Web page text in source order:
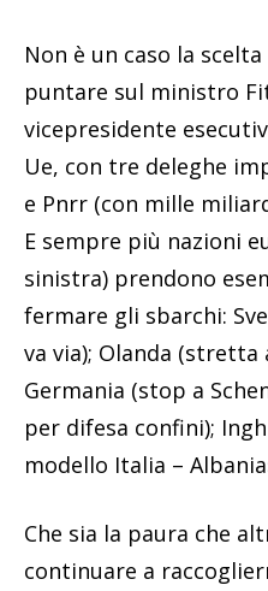
Non è un caso la
puntare sul ministro
vicepresidente
Ue, con tre deleghe
e Pnrr (con mille
E sempre più nazioni
sinistra) prendono
fermare gli sbarchi:
va via); Olanda (stretta
Germania (stop a
per difesa confini);
modello Italia –
Che sia la paura che
continuare a